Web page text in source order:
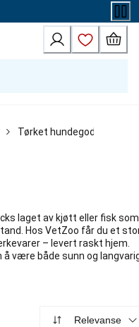
Tørket hundegodteri
laget av kjøtt eller fisk som
Hos VetZoo får du et
– levert raskt hjem.
være både sunn og
Relevanse